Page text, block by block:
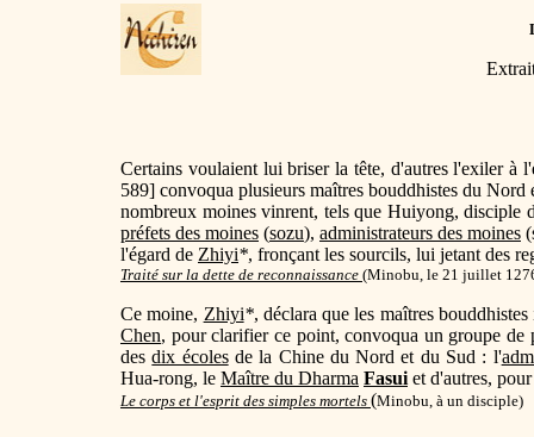
Certains voulaient lui briser la tête, d'autres l'exiler à
589] convoqua plusieurs maîtres bouddhistes du
nombreux moines vinrent, tels que Huiyong, disciple
préfets des moines (sozu), administrateurs des moines
l'égard de Zhiyi*, fronçant les sourcils, lui jetant des
Traité sur la dette de reconnaissance (Minobu, le 21 juillet
Ce moine, Zhiyi*, déclara que les maîtres
Chen, pour clarifier ce point, convoqua un groupe de
desdix écolesde la Chine du Nord et du Sud : l'
Hua-rong, le Maître du Dharma Fasui et d'autres,
Le corps et l'esprit des simples mortels (Minobu, à un disciple)